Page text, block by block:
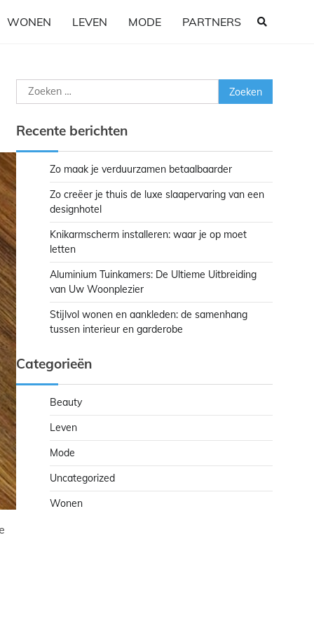
WONEN LEVEN MODE PARTNERS
Zoeken
naar:
Recente berichten
Zo maak je verduurzamen betaalbaarder
Zo creëer je thuis de luxe slaapervaring van een
designhotel
Knikarmscherm installeren: waar je op moet
letten
Aluminium Tuinkamers: De Ultieme Uitbreiding
van Uw Woonplezier
Stijlvol wonen en aankleden: de samenhang
tussen interieur en garderobe
Categorieën
Beauty
Leven
Mode
Uncategorized
Wonen